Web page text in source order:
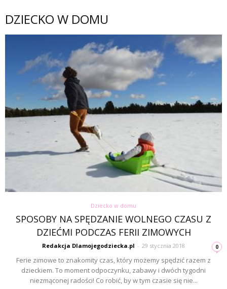
DZIECKO W DOMU
Dziecko w domu
SPOSOBY NA SPĘDZANIE WOLNEGO CZASU Z
DZIEĆMI PODCZAS FERII ZIMOWYCH
Redakcja Dlamojegodziecka.pl - 29 stycznia 2018 0
Ferie zimowe to znakomity czas, który możemy spędzić razem z
dzieckiem. To moment odpoczynku, zabawy i dwóch tygodni
niezmąconej radości! Co robić, by w tym czasie się nie...